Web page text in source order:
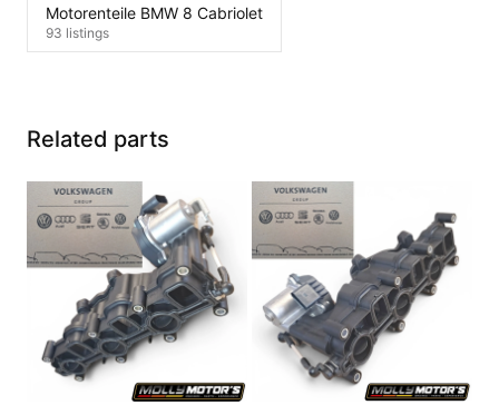
Motorenteile BMW 8 Cabriolet
93 listings
Related parts